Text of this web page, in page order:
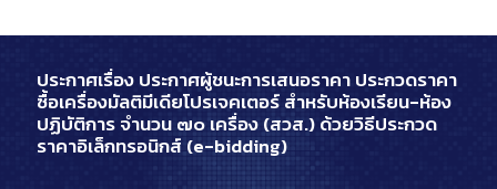
ประกาศเรื่อง ประกาศผู้ชนะการเสนอราคา ประกวดราคา
ซื้อเครื่องมัลติมีเดียโปรเจคเตอร์ สำหรับห้องเรียน-ห้อง
ปฏิบัติการ จำนวน ๗๐ เครื่อง (สวส.) ด้วยวิธีประกวด
ราคาอิเล็กทรอนิกส์ (e-bidding)